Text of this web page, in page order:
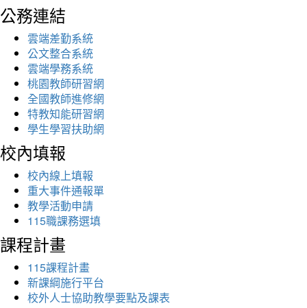
公務連結
雲端差勤系統
公文整合系統
雲端學務系統
桃園教師研習網
全國教師進修網
特教知能研習網
學生學習扶助網
校內填報
校內線上填報
重大事件通報單
教學活動申請
115職課務選填
課程計畫
115課程計畫
新課綱施行平台
校外人士協助教學要點及課表